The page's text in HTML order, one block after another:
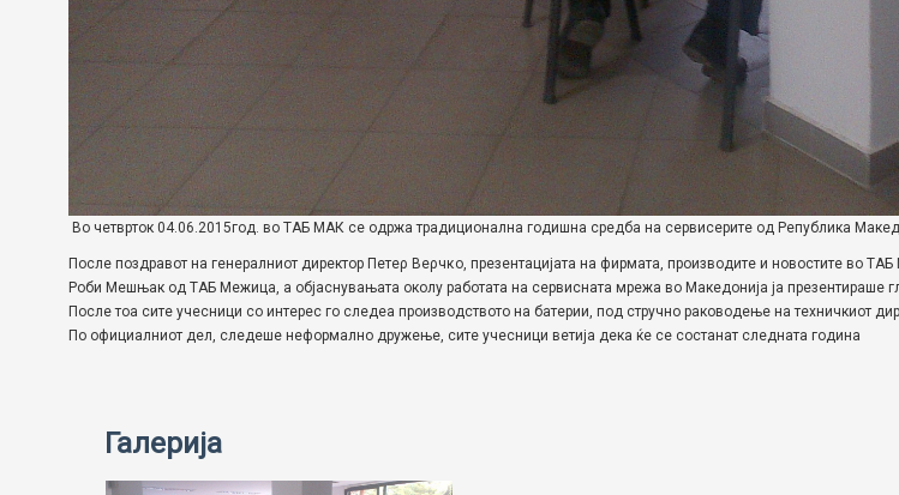
Во четврток 04.06.2015год. во ТАБ МАК се одржа традиционална годишна средба на сервисерите од Република
После поздравот на генералниот директор Петеρ Веρчκо, презентацијата на фирмата, производите и новостите во
Роби Мешњак од ТАБ Межица, а објаснувањата околу работата на сервисната мрежа во Македонија ја презентираше
После тоа сите учесници со интерес го следеа производството на батерии, под стручно раководење на техничкиот
По официалниот дел, следеше неформално дружење, сите учесници ветија дека ќе се состанат следната година
Галерија